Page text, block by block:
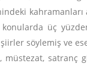
üç
söylemiş ve
müstezat, satranç